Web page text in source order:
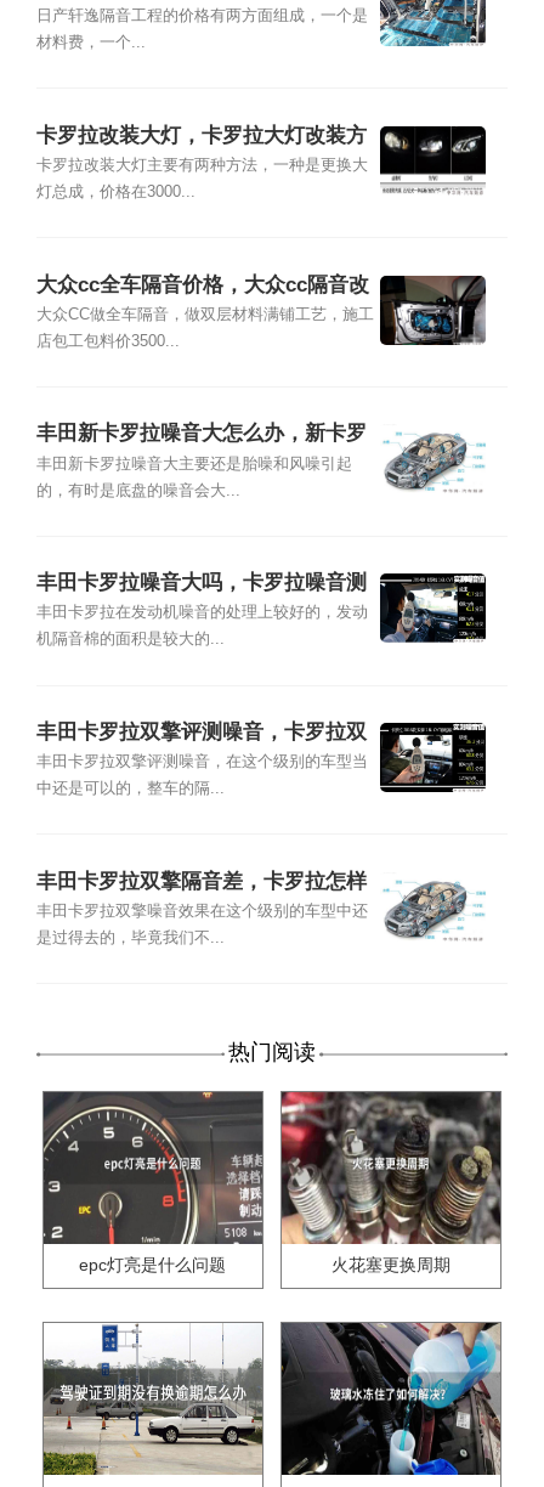
少钱
日产轩逸隔音工程的价格有两方面组成，一个是
材料费，一个...
卡罗拉改装大灯，卡罗拉大灯改装方
法
卡罗拉改装大灯主要有两种方法，一种是更换大
灯总成，价格在3000...
大众cc全车隔音价格，大众cc隔音改
装方案
大众CC做全车隔音，做双层材料满铺工艺，施工
店包工包料价3500...
丰田新卡罗拉噪音大怎么办，新卡罗
拉全车隔音
丰田新卡罗拉噪音大主要还是胎噪和风噪引起
的，有时是底盘的噪音会大...
丰田卡罗拉噪音大吗，卡罗拉噪音测
试
丰田卡罗拉在发动机噪音的处理上较好的，发动
机隔音棉的面积是较大的...
丰田卡罗拉双擎评测噪音，卡罗拉双
擎全车隔音
丰田卡罗拉双擎评测噪音，在这个级别的车型当
中还是可以的，整车的隔...
丰田卡罗拉双擎隔音差，卡罗拉怎样
做除噪音
丰田卡罗拉双擎噪音效果在这个级别的车型中还
是过得去的，毕竟我们不...
热门阅读
epc灯亮是什么问题 火花塞更换周期